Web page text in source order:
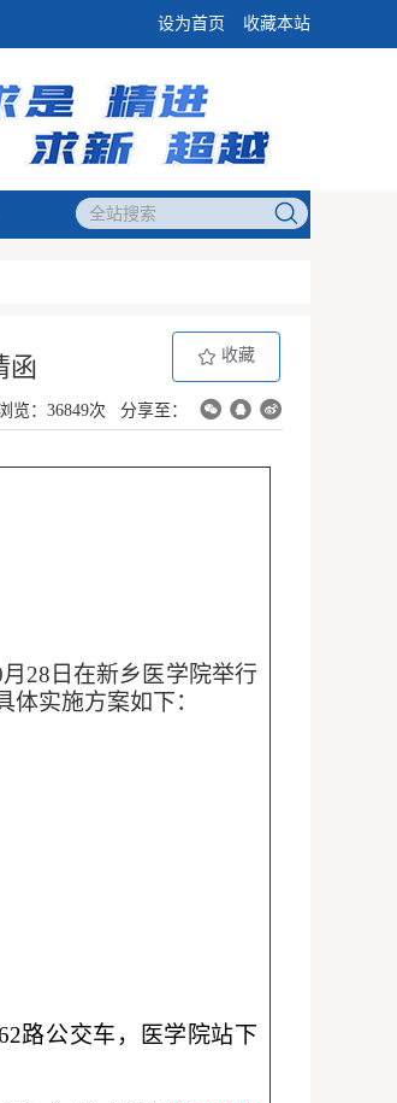
设为首页 收藏本站
函 收藏
览：36849次 分享至：
月28日在新乡医学院举行
实施方案如下：
路公交车，医学院站下